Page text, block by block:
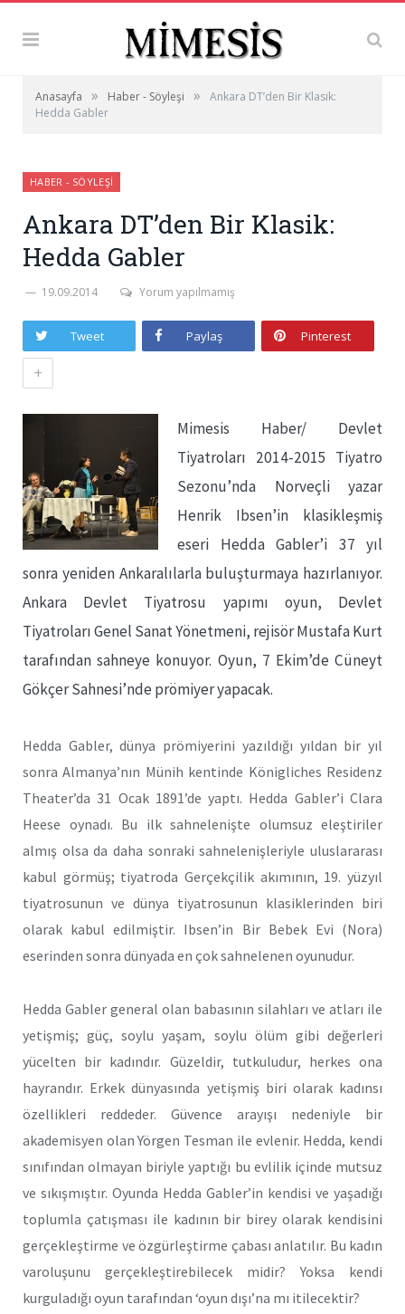
Anasayfa » Haber - Söyleşi »
Ankara DT’den Bir Klasik:
Hedda Gabler
HABER - SÖYLEŞI
Ankara DT’den Bir Klasik:
Hedda Gabler
19.09.2014 Yorum yapılmamış
Tweet Paylaş Pinterest
+
Mimesis Haber/ Devlet
Tiyatroları 2014-2015 Tiyatro
Sezonu’nda Norveçli yazar
Henrik Ibsen’in klasikleşmiş
eseri Hedda Gabler’i 37 yıl
sonra yeniden Ankaralılarla buluşturmaya hazırlanıyor.
Ankara Devlet Tiyatrosu yapımı oyun, Devlet
Tiyatroları Genel Sanat Yönetmeni, rejisör Mustafa Kurt
tarafından sahneye konuyor. Oyun, 7 Ekim’de Cüneyt
Gökçer Sahnesi’nde prömiyer yapacak.
Hedda Gabler, dünya prömiyerini yazıldığı yıldan bir yıl
sonra Almanya’nın Münih kentinde Königliches Residenz
Theater’da 31 Ocak 1891’de yaptı. Hedda Gabler’i Clara
Heese oynadı. Bu ilk sahnelenişte olumsuz eleştiriler
almış olsa da daha sonraki sahnelenişleriyle uluslararası
kabul görmüş; tiyatroda Gerçekçilik akımının, 19. yüzyıl
tiyatrosunun ve dünya tiyatrosunun klasiklerinden biri
olarak kabul edilmiştir. Ibsen’in Bir Bebek Evi (Nora)
eserinden sonra dünyada en çok sahnelenen oyunudur.
Hedda Gabler general olan babasının silahları ve atları ile
yetişmiş; güç, soylu yaşam, soylu ölüm gibi değerleri
yücelten bir kadındır. Güzeldir, tutkuludur, herkes ona
hayrandır. Erkek dünyasında yetişmiş biri olarak kadınsı
özellikleri reddeder. Güvence arayışı nedeniyle bir
akademisyen olan Yörgen Tesman ile evlenir. Hedda, kendi
sınıfından olmayan biriyle yaptığı bu evlilik içinde mutsuz
ve sıkışmıştır. Oyunda Hedda Gabler’in kendisi ve yaşadığı
toplumla çatışması ile kadının bir birey olarak kendisini
gerçekleştirme ve özgürleştirme çabası anlatılır. Bu kadın
varoluşunu gerçekleştirebilecek midir? Yoksa kendi
kurguladığı oyun tarafından ‘oyun dışı’na mı itilecektir?